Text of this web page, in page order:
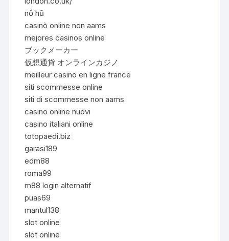
nổ hũ
casinò online non aams
mejores casinos online
ブックメーカー
仮想通貨 オンラインカジノ
meilleur casino en ligne france
siti scommesse online
siti di scommesse non aams
casino online nuovi
casino italiani online
totopaedi.biz
garasi189
edm88
roma99
m88 login alternatif
puas69
mantul138
slot online
slot online